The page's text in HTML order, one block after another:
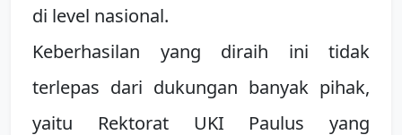
di level nasional.
Keberhasilan yang diraih ini tidak
terlepas dari dukungan banyak pihak,
yaitu Rektorat UKI Paulus yang